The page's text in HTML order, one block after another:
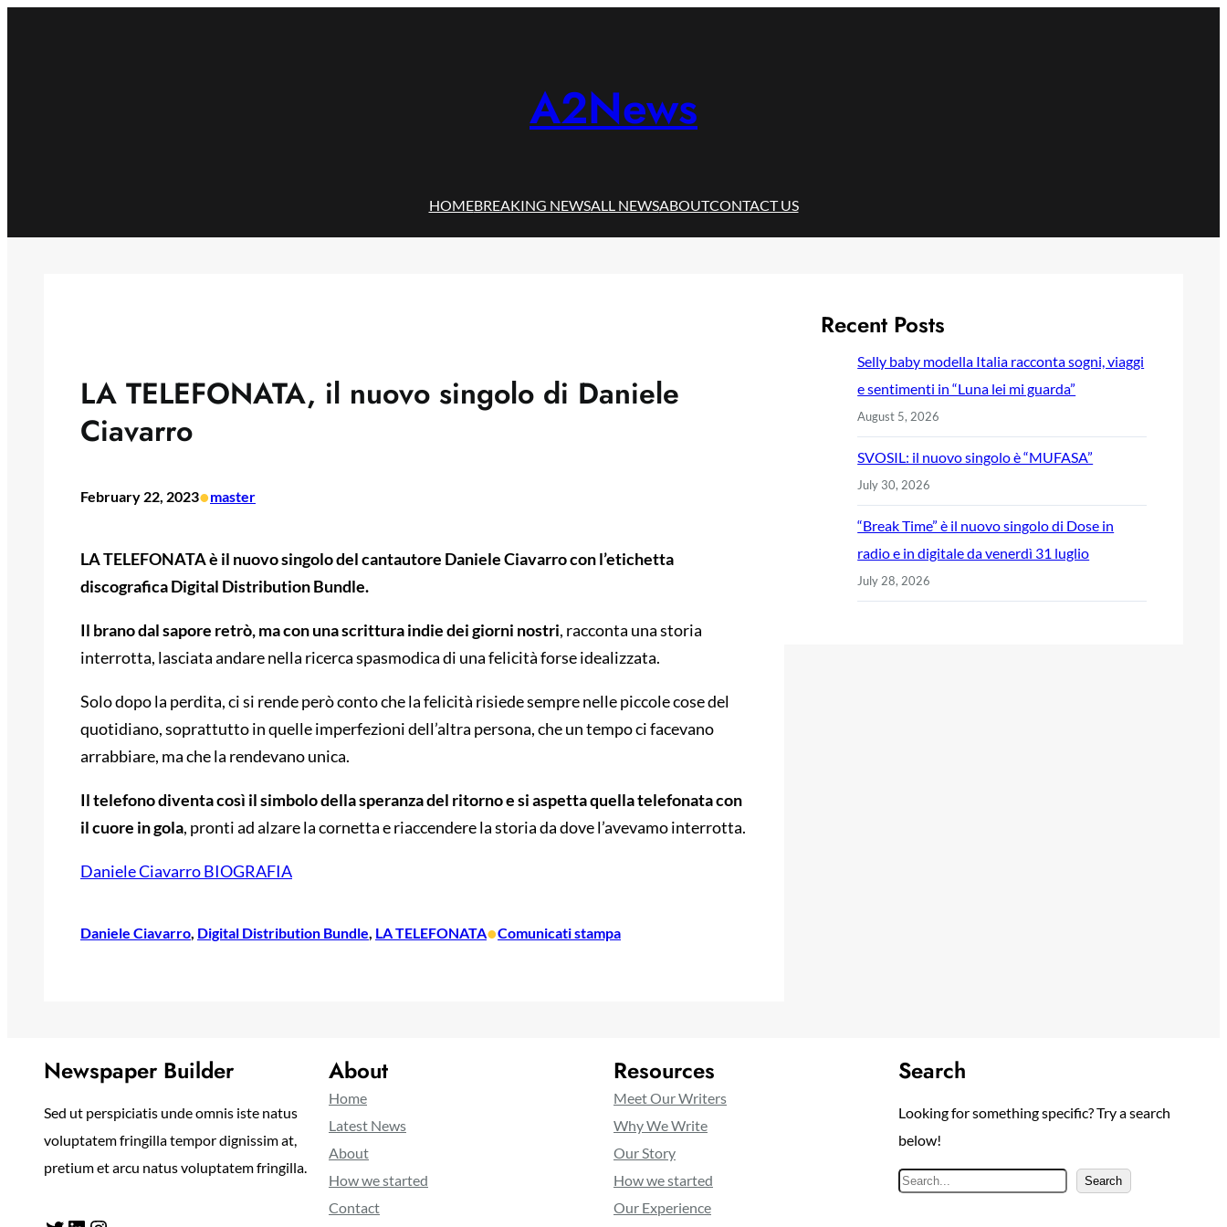
A2News
HOMEBREAKING NEWSALL NEWSABOUTCONTACT US
LA TELEFONATA, il nuovo singolo di Daniele
Ciavarro
February 22, 2023•master
LA TELEFONATA è il nuovo singolo del cantautore Daniele Ciavarro con l’etichetta
discografica Digital Distribution Bundle.
Il brano dal sapore retrò, ma con una scrittura indie dei giorni nostri, racconta una storia
interrotta, lasciata andare nella ricerca spasmodica di una felicità forse idealizzata.
Solo dopo la perdita, ci si rende però conto che la felicità risiede sempre nelle piccole cose del
quotidiano, soprattutto in quelle imperfezioni dell’altra persona, che un tempo ci facevano
arrabbiare, ma che la rendevano unica.
Il telefono diventa così il simbolo della speranza del ritorno e si aspetta quella telefonata con
il cuore in gola, pronti ad alzare la cornetta e riaccendere la storia da dove l’avevamo interrotta.
Daniele Ciavarro BIOGRAFIA
Daniele Ciavarro, Digital Distribution Bundle, LA TELEFONATA•Comunicati stampa
Recent Posts
Selly baby modella Italia racconta sogni, viaggi
e sentimenti in “Luna lei mi guarda”
August 5, 2026
SVOSIL: il nuovo singolo è “MUFASA”
July 30, 2026
“Break Time” è il nuovo singolo di Dose in
radio e in digitale da venerdì 31 luglio
July 28, 2026
Newspaper Builder
Sed ut perspiciatis unde omnis iste natus
voluptatem fringilla tempor dignissim at,
pretium et arcu natus voluptatem fringilla.
About
Home
Latest News
About
How we started
Contact
Resources
Meet Our Writers
Why We Write
Our Story
How we started
Our Experience
Search
Looking for something specific? Try a search
below!
S
Search